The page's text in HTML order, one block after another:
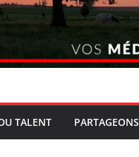
TALENT